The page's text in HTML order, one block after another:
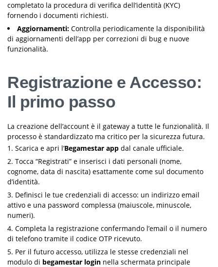
completato la procedura di verifica dell’identità (KYC)
fornendo i documenti richiesti.
Aggiornamenti: Controlla periodicamente la disponibilità
di aggiornamenti dell’app per correzioni di bug e nuove
funzionalità.
Registrazione e Accesso:
Il primo passo
La creazione dell’account è il gateway a tutte le funzionalità. Il
processo è standardizzato ma critico per la sicurezza futura.
Scarica e apri l’Begamestar app dal canale ufficiale.
Tocca “Registrati” e inserisci i dati personali (nome,
cognome, data di nascita) esattamente come sul documento
d’identità.
Definisci le tue credenziali di accesso: un indirizzo email
attivo e una password complessa (maiuscole, minuscole,
numeri).
Completa la registrazione confermando l’email o il numero
di telefono tramite il codice OTP ricevuto.
Per il futuro accesso, utilizza le stesse credenziali nel
modulo di begamestar login nella schermata principale